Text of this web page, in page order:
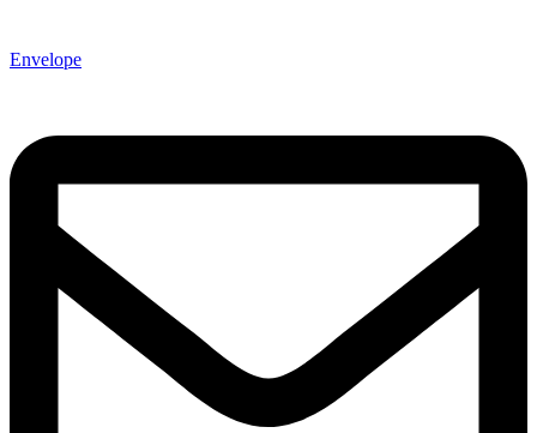
Envelope